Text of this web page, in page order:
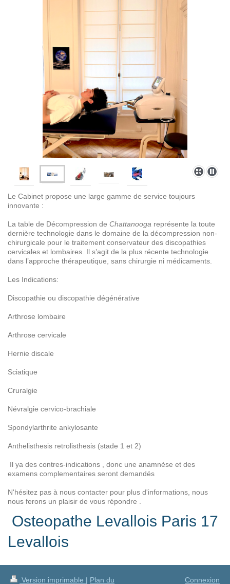
Le Cabinet propose une large gamme de service toujours
innovante :
La table de Décompression de Chattanooga représente la toute
dernière technologie dans le domaine de la décompression non-
chirurgicale pour le traitement conservateur des discopathies
cervicales et lombaires. Il s’agit de la plus récente technologie
dans l’approche thérapeutique, sans chirurgie ni médicaments.
Les Indications:
Discopathie ou discopathie dégénérative
Arthrose lombaire
Arthrose cervicale
Hernie discale
Sciatique
Cruralgie
Névralgie cervico-brachiale
Spondylarthrite ankylosante
Anthelisthesis retrolisthesis (stade 1 et 2)
Il ya des contres-indications , donc une anamnèse et des
examens complementaires seront demandés
N'hésitez pas à nous contacter pour plus d'informations, nous
nous ferons un plaisir de vous répondre .
Osteopathe Levallois Paris 17
Levallois
Version imprimable | Plan du Connexion